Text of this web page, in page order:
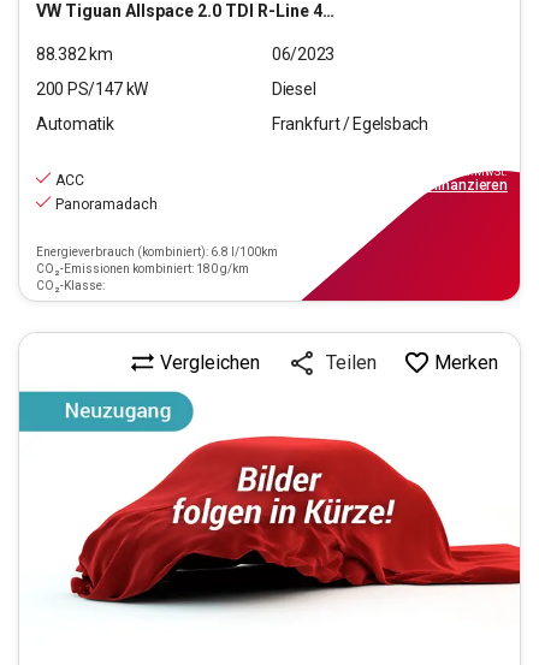
VW Tiguan Allspace 2.0 TDI R-Line 4Motion (EURO 6d)
88.382km
06/2023
200 PS/147 kW
Diesel
Automatik
Frankfurt / Egelsbach
ACC
Panoramadach
Energieverbrauch (kombiniert): 6.8 l/100km
CO₂-Emissionen kombiniert: 180 g/km
CO₂-Klasse:
inkl.MwSt.
finanzieren
Vergleichen Teilen Merken